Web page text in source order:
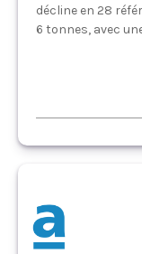
décline en 28
6 tonnes, avec